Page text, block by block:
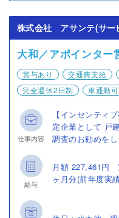
株式会社 アサンテ(サー
大和／アポインター
賞与あり
交通費支給
完全週休2日制
車通勤可
仕事内容
【インセンティ
定企業として 戸
調査のお勧めを
給与
月額 227,461
ヶ月分(前年度実